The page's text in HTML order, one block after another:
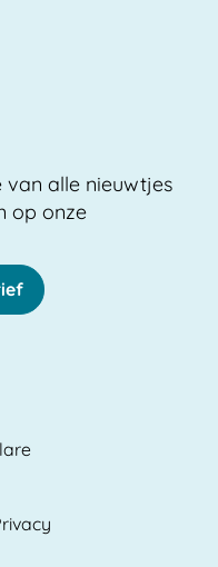
alle nieuwtjes
op onze